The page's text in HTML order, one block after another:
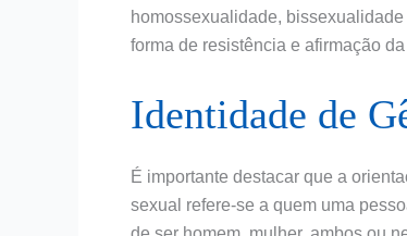
homossexualidade,
forma de resistência e afirmação
Identidade de
É importante destacar que a
sexual refere-se a quem uma